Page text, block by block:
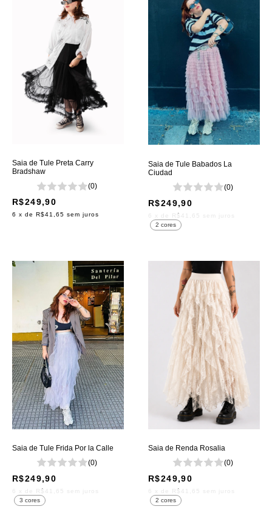
Saia de Tule Preta Carry
Bradshaw
(0)
R$249,90
6 x de R$41,65 sem juros
2 cores
Saia de Tule Babados La
Ciudad
(0)
R$249,90
x de R$41,65
3 cores
Saia de Tule Frida Por la Calle
(0)
R$249,90
x de R$41,65
2 cores
Saia de Renda Rosalia
(0)
R$249,90
x de R$41,65